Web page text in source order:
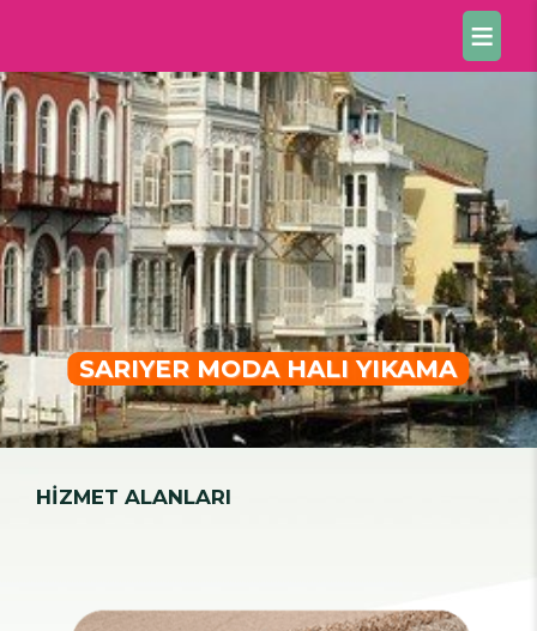
SARIYER MODA HALI YIKAMA
HİZMET ALANLARI